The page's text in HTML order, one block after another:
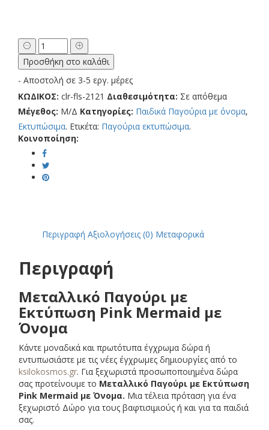
Μεταλλικό
Παγούρι
με
Εκτύπωση Pink
Mermaid
με
Όνομα
ποσότητα
Προσθήκη στο καλάθι
- Αποστολή σε 3-5 εργ. μέρες
ΚΩΔΙΚΟΣ: clr-fls-2121 Διαθεσιμότητα: Σε απόθεμα
Μέγεθος: Μ/Δ Κατηγορίες: Παιδικά Παγούρια με όνομα,
Εκτυπώσιμα. Ετικέτα: Παγούρια εκτυπώσιμα.
Κοινοποίηση:
Περιγραφή Αξιολογήσεις (0) Μεταφορικά
Περιγραφή
Μεταλλικό Παγούρι με
Εκτύπωση Pink Mermaid με
Όνομα
Κάντε μοναδικά και πρωτότυπα έγχρωμα δώρα ή
εντυπωσιάστε με τις νέες έγχρωμες δημιουργίες από το
ksilokosmos.gr. Για ξεχωριστά προσωποποιημένα δώρα
σας προτείνουμε το Μεταλλικό Παγούρι με Εκτύπωση
Pink Mermaid με Όνομα. Μια τέλεια πρόταση για ένα
ξεχωριστό Δώρο για τους βαφτισιμιούς ή και για τα παιδιά
σας.